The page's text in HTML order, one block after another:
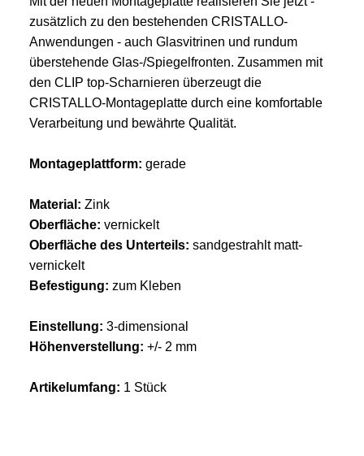
zusätzlich zu den bestehenden CRISTALLO-
Anwendungen - auch Glasvitrinen und rundum
überstehende Glas-/Spiegelfronten. Zusammen mit
den CLIP top-Scharnieren überzeugt die
CRISTALLO-Montageplatte durch eine komfortable
Verarbeitung und bewährte Qualität.
Montageplattform: gerade
Material: Zink
Oberfläche: vernickelt
Oberfläche des Unterteils: sandgestrahlt matt-
vernickelt
Befestigung: zum Kleben
Einstellung: 3-dimensional
Höhenverstellung: +/- 2 mm
Artikelumfang: 1 Stück